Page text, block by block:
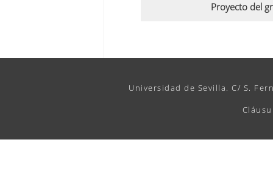
Proyecto del
Universidad de Sevilla. C/ S.